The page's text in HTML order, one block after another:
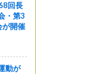
回長
・第3
が開催
動が